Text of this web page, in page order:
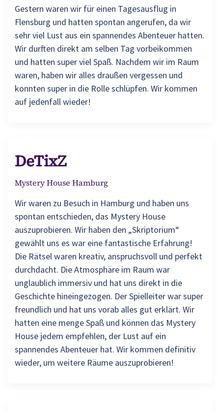
Gestern waren wir für einen Tagesausflug in
Flensburg und hatten spontan angerufen, da wir
sehr viel Lust aus ein spannendes Abenteuer hatten.
Wir durften direkt am selben Tag vorbeikommen
und hatten super viel Spaß. Nachdem wir im Raum
waren, haben wir alles draußen vergessen und
konnten super in die Rolle schlüpfen. Wir kommen
auf jedenfall wieder!
Wir waren zu Besuch in Hamburg und haben uns
spontan entschieden, das Mystery House
auszuprobieren. Wir haben den „Skriptorium“
gewählt uns es war eine fantastische Erfahrung!
Die Rätsel waren kreativ, anspruchsvoll und perfekt
durchdacht. Die Atmosphäre im Raum war
unglaublich immersiv und hat uns direkt in die
Geschichte hineingezogen. Der Spielleiter war super
freundlich und hat uns vorab alles gut erklärt. Wir
hatten eine menge Spaß und können das Mystery
House jedem empfehlen, der Lust auf ein
spannendes Abenteuer hat. Wir kommen definitiv
wieder, um weitere Räume auszuprobieren!
DeTixZ
Mystery House Hamburg